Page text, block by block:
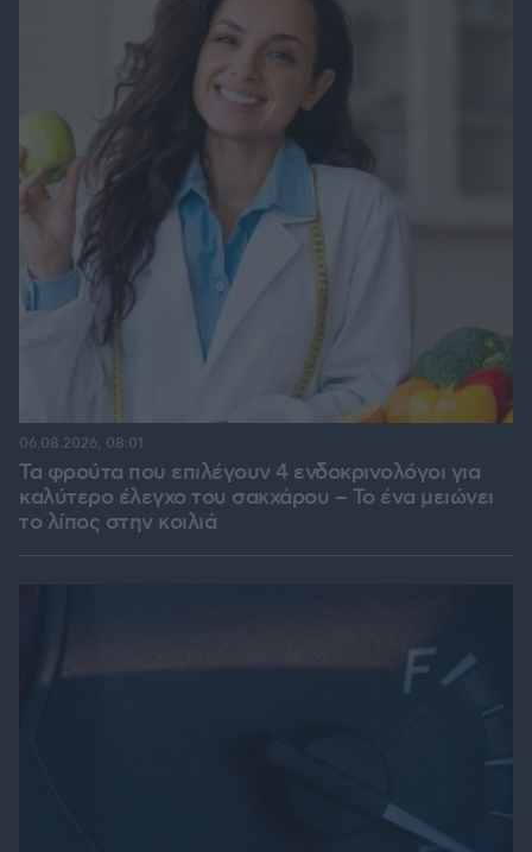
Τα φρούτα που επιλέγουν 4 ενδοκρινολόγοι για
καλύτερο έλεγχο του σακχάρου – Το ένα μειώνει
το λίπος στην κοιλιά
06.08.2026, 08:01